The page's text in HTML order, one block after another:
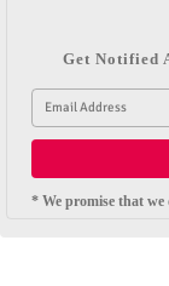
Get Notified
* We promise that